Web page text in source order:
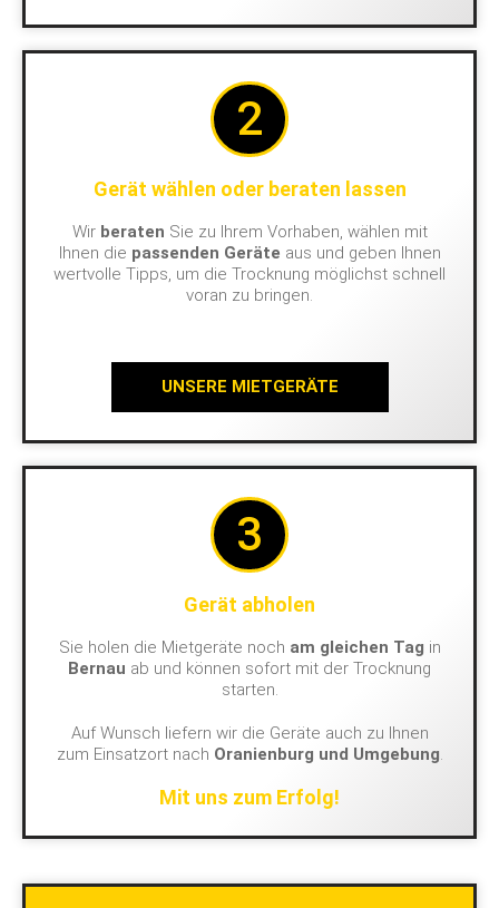
2
Gerät wählen oder beraten lassen
Wir beraten Sie zu Ihrem Vorhaben, wählen mit
Ihnen die passenden Geräte aus und geben Ihnen
wertvolle Tipps, um die Trocknung möglichst schnell
voran zu bringen.
UNSERE MIETGERÄTE
3
Gerät abholen
Sie holen die Mietgeräte noch am gleichen Tag in
Bernau ab und können sofort mit der Trocknung
starten.
Auf Wunsch liefern wir die Geräte auch zu Ihnen
zum Einsatzort nach Oranienburg und Umgebung.
Mit uns zum Erfolg!